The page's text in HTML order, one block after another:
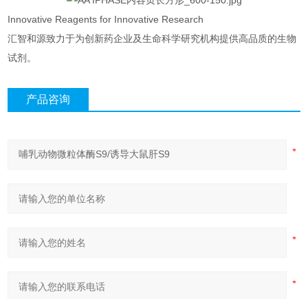
Innovative Reagents for Innovative Research
汇智和源致力于为创新药企业及生命科学研究机构提供高品质的生物
试剂。
产品咨询